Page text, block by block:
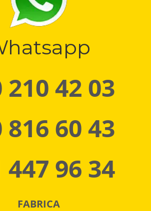
210 42 03
816 60 43
447 96 34
FABRICA